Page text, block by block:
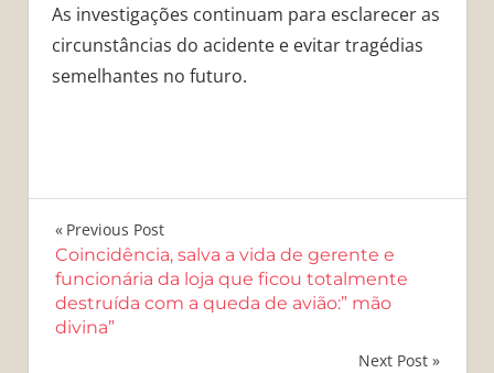
As investigações continuam para esclarecer as
circunstâncias do acidente e evitar tragédias
semelhantes no futuro.
Navegação
de
Post
Previous Post
Coincidência, salva a vida de gerente e
funcionária da loja que ficou totalmente
destruída com a queda de avião:” mão
divina”
Next Post